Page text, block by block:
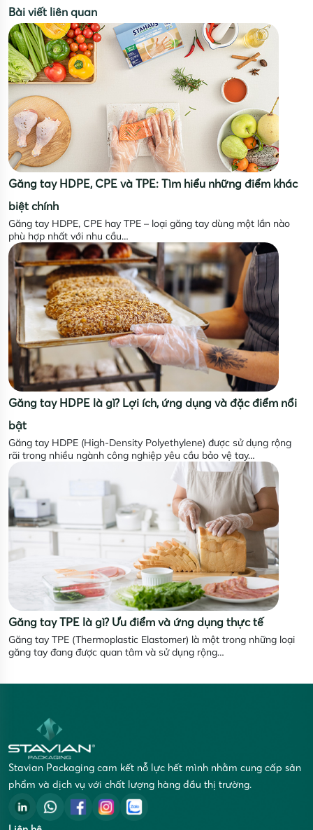
Bài viết liên quan
Găng tay HDPE, CPE và TPE: Tìm hiểu những điểm khác
biệt chính
Găng tay HDPE, CPE hay TPE – loại găng tay dùng một lần nào
phù hợp nhất với nhu cầu…
Găng tay HDPE là gì? Lợi ích, ứng dụng và đặc điểm nổi
bật
Găng tay HDPE (High-Density Polyethylene) được sử dụng rộng
rãi trong nhiều ngành công nghiệp yêu cầu bảo vệ tay…
Găng tay TPE là gì? Ưu điểm và ứng dụng thực tế
Găng tay TPE (Thermoplastic Elastomer) là một trong những loại
găng tay đang được quan tâm và sử dụng rộng…
Stavian Packaging cam kết nỗ lực hết mình nhằm cung cấp sản
phẩm và dịch vụ với chất lượng hàng đầu thị trường.